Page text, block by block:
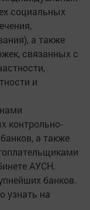
социальных
а также
связанных с
и
контрольно-
а также
АУСН.
банков.
узнать на